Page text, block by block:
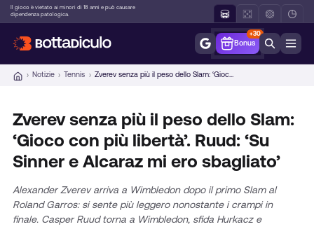
Vai
al
contenuto
Il gioco è vietato ai minori di 18 anni e può causare
dipendenza patologica.
+30
Bonus
Notizie Tennis Zverev senza più il peso dello Slam: ‘Gioco con più libertà’. Ruud: ‘Su Sinner e Alcaraz mi ero sbagliato’
Zverev senza più il peso dello Slam:
‘Gioco con più libertà’. Ruud: ‘Su
Sinner e Alcaraz mi ero sbagliato’
Alexander Zverev arriva a Wimbledon dopo il primo Slam al
Roland Garros: si sente più leggero nonostante i crampi in
finale. Casper Ruud torna a Wimbledon, sfida Hurkacz e